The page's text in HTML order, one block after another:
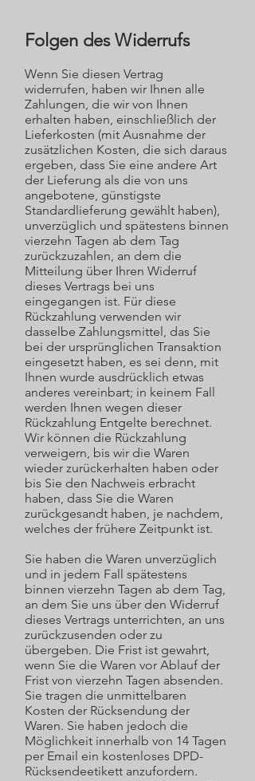
Folgen des Widerrufs
Wenn Sie diesen Vertrag
widerrufen, haben wir Ihnen alle
Zahlungen, die wir von Ihnen
erhalten haben, einschließlich der
Lieferkosten (mit Ausnahme der
zusätzlichen Kosten, die sich daraus
ergeben, dass Sie eine andere Art
der Lieferung als die von uns
angebotene, günstigste
Standardlieferung gewählt haben),
unverzüglich und spätestens binnen
vierzehn Tagen ab dem Tag
zurückzuzahlen, an dem die
Mitteilung über Ihren Widerruf
dieses Vertrags bei uns
eingegangen ist. Für diese
Rückzahlung verwenden wir
dasselbe Zahlungsmittel, das Sie
bei der ursprünglichen Transaktion
eingesetzt haben, es sei denn, mit
Ihnen wurde ausdrücklich etwas
anderes vereinbart; in keinem Fall
werden Ihnen wegen dieser
Rückzahlung Entgelte berechnet.
Wir können die Rückzahlung
verweigern, bis wir die Waren
wieder zurückerhalten haben oder
bis Sie den Nachweis erbracht
haben, dass Sie die Waren
zurückgesandt haben, je nachdem,
welches der frühere Zeitpunkt ist.
Sie haben die Waren unverzüglich
und in jedem Fall spätestens
binnen vierzehn Tagen ab dem Tag,
an dem Sie uns über den Widerruf
dieses Vertrags unterrichten, an uns
zurückzusenden oder zu
übergeben. Die Frist ist gewahrt,
wenn Sie die Waren vor Ablauf der
Frist von vierzehn Tagen absenden.
Sie tragen die unmittelbaren
Kosten der Rücksendung der
Waren. Sie haben jedoch die
Möglichkeit innerhalb von 14 Tagen
per Email ein kostenloses DPD-
Rücksendeetikett anzufordern.